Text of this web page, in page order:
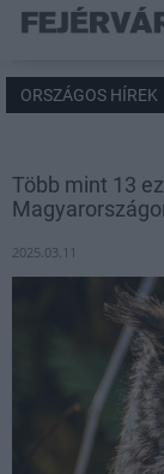
ORSZÁGOS HÍREK
Több mint 13
2025.03.11